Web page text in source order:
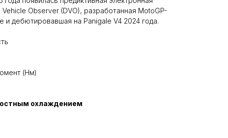
Observer (DVO), разработанная MotoGP-
и дебютировавшая на Panigale V4 2024 года.
(Нм)
охлаждением